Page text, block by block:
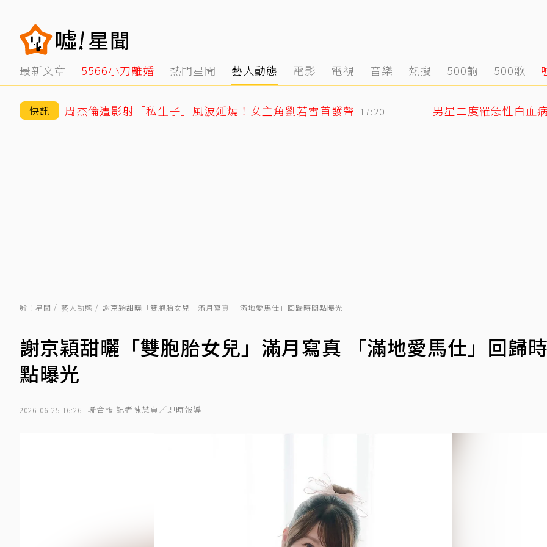
最新文章 5566小刀離婚 熱門星聞 藝人動態 電影 電視 音樂 熱搜 500齣 500歌
快訊 周杰倫遭影射「私生子」風波延燒！女主角劉若雪首發聲 17:20 男星二度罹急性白血
噓！星聞 藝人動態 謝京穎甜曬「雙胞胎女兒」滿月寫真 「滿地愛馬仕」回歸時間點曝光
謝京穎甜曬「雙胞胎女兒」滿月寫真 「滿地愛馬仕」回歸
點曝光
2026-06-25 16:26 聯合報 記者陳慧貞／即時報導